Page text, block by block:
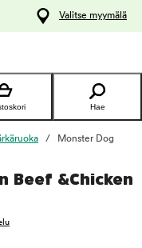
Valitse myymälä
Hae
Monster Dog
Beef &Chicken